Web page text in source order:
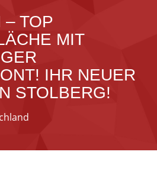
– TOP
MIT
F
IHR NEUER S
STOLBERG!